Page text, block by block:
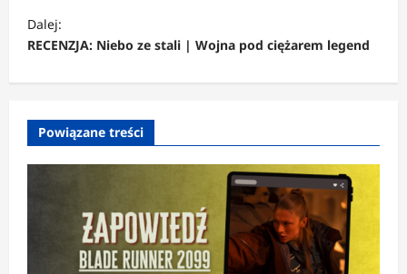
a
c
z
i
Dalej:
RECENZJA: Niebo ze stali | Wojna pod ciężarem legend
Powiązane treści